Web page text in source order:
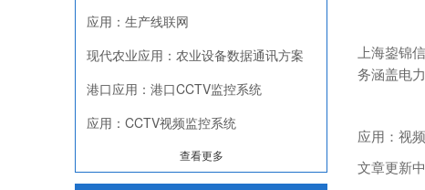
应用：生产线联网
现代农业应用：农业设备数据通讯方案
港口应用：港口CCTV监控系统
应用：CCTV视频监控系统
查看更多
上海鋆锦
务涵盖电
应用：视
文章更新